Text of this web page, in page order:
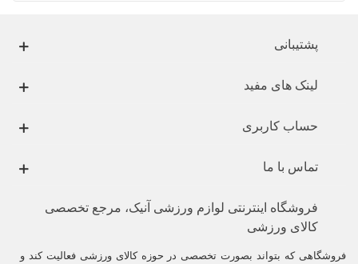
پشتیبانی
لینک های مفید
حساب کاربری
تماس با ما
فروشگاه اینترنتی لوازم ورزشی آنیک، مرجع تخصصی
کالای ورزشی
فروشگاهی که بتواند بصورت تخصصی در حوزه کالای ورزشی فعالیت کند و